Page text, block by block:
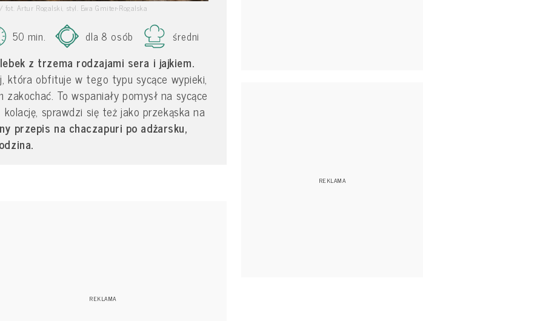
Artur Rogalski, styl. Ewa Gmiter-Rogalska
50 min. dla 8 osób średni
z trzema rodzajami sera i jajkiem.
która obfituje w tego typu sycące wypieki,
zakochać. To wspaniały pomysł na sycące
sprawdzi się też jako przekąska na
przepis na chaczapuri po adżarsku,